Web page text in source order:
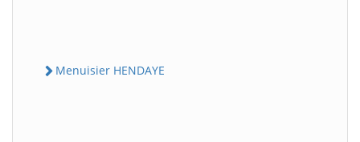
Menuisier HENDAYE